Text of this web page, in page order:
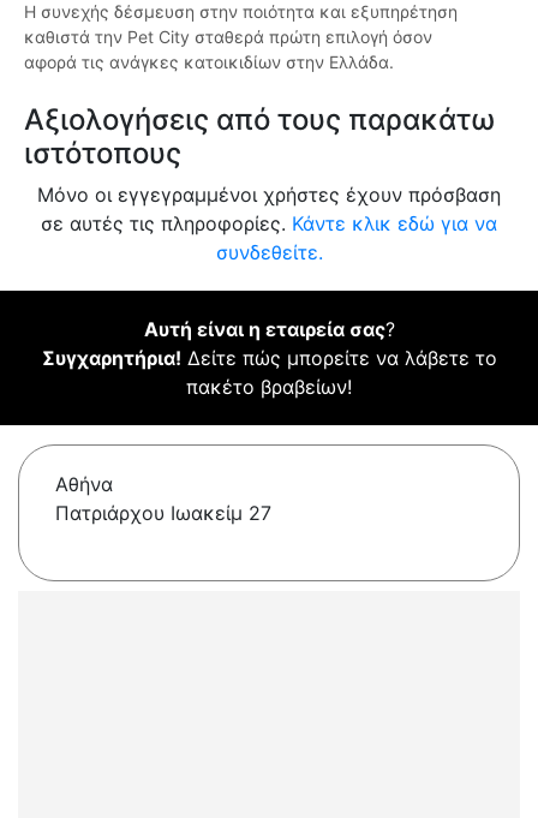
Η συνεχής δέσμευση στην ποιότητα και εξυπηρέτηση
καθιστά την Pet City σταθερά πρώτη επιλογή όσον
αφορά τις ανάγκες κατοικιδίων στην Ελλάδα.
Αξιολογήσεις από τους παρακάτω
ιστότοπους
Μόνο οι εγγεγραμμένοι χρήστες έχουν πρόσβαση
σε αυτές τις πληροφορίες. Κάντε κλικ εδώ για να
συνδεθείτε.
Αυτή είναι η εταιρεία σας?
Συγχαρητήρια! Δείτε πώς μπορείτε να λάβετε το
πακέτο βραβείων!
Αθήνα
Πατριάρχου Ιωακείμ 27